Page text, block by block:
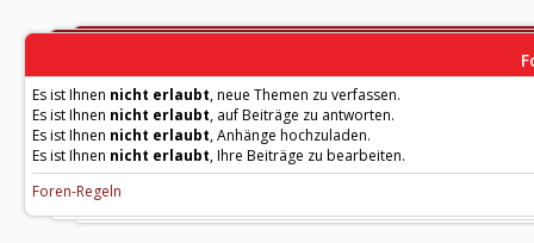
Es ist Ihnen nicht erlaubt, neue Themen zu verfassen.
Es ist Ihnen nicht erlaubt, auf Beiträge zu antworten.
Es ist Ihnen nicht erlaubt, Anhänge hochzuladen.
Es ist Ihnen nicht erlaubt, Ihre Beiträge zu bearbeiten.
Foren-Regeln